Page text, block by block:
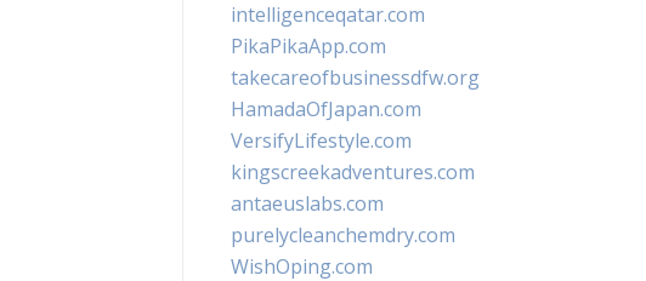
intelligenceqatar.com
PikaPikaApp.com
takecareofbusinessdfw.org
HamadaOfJapan.com
VersifyLifestyle.com
kingscreekadventures.com
antaeuslabs.com
purelycleanchemdry.com
WishOping.com